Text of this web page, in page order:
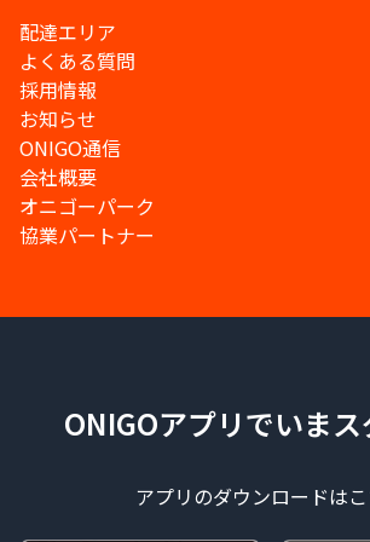
配達エリア
よくある質問
採用情報
お知らせ
ONIGO通信
会社概要
オニゴーパーク
協業パートナー
ONIGOアプリでいま
アプリのダウンロードは